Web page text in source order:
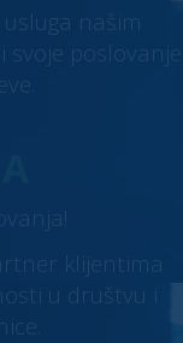
našim
poslovanje
klijentima
u društvu i